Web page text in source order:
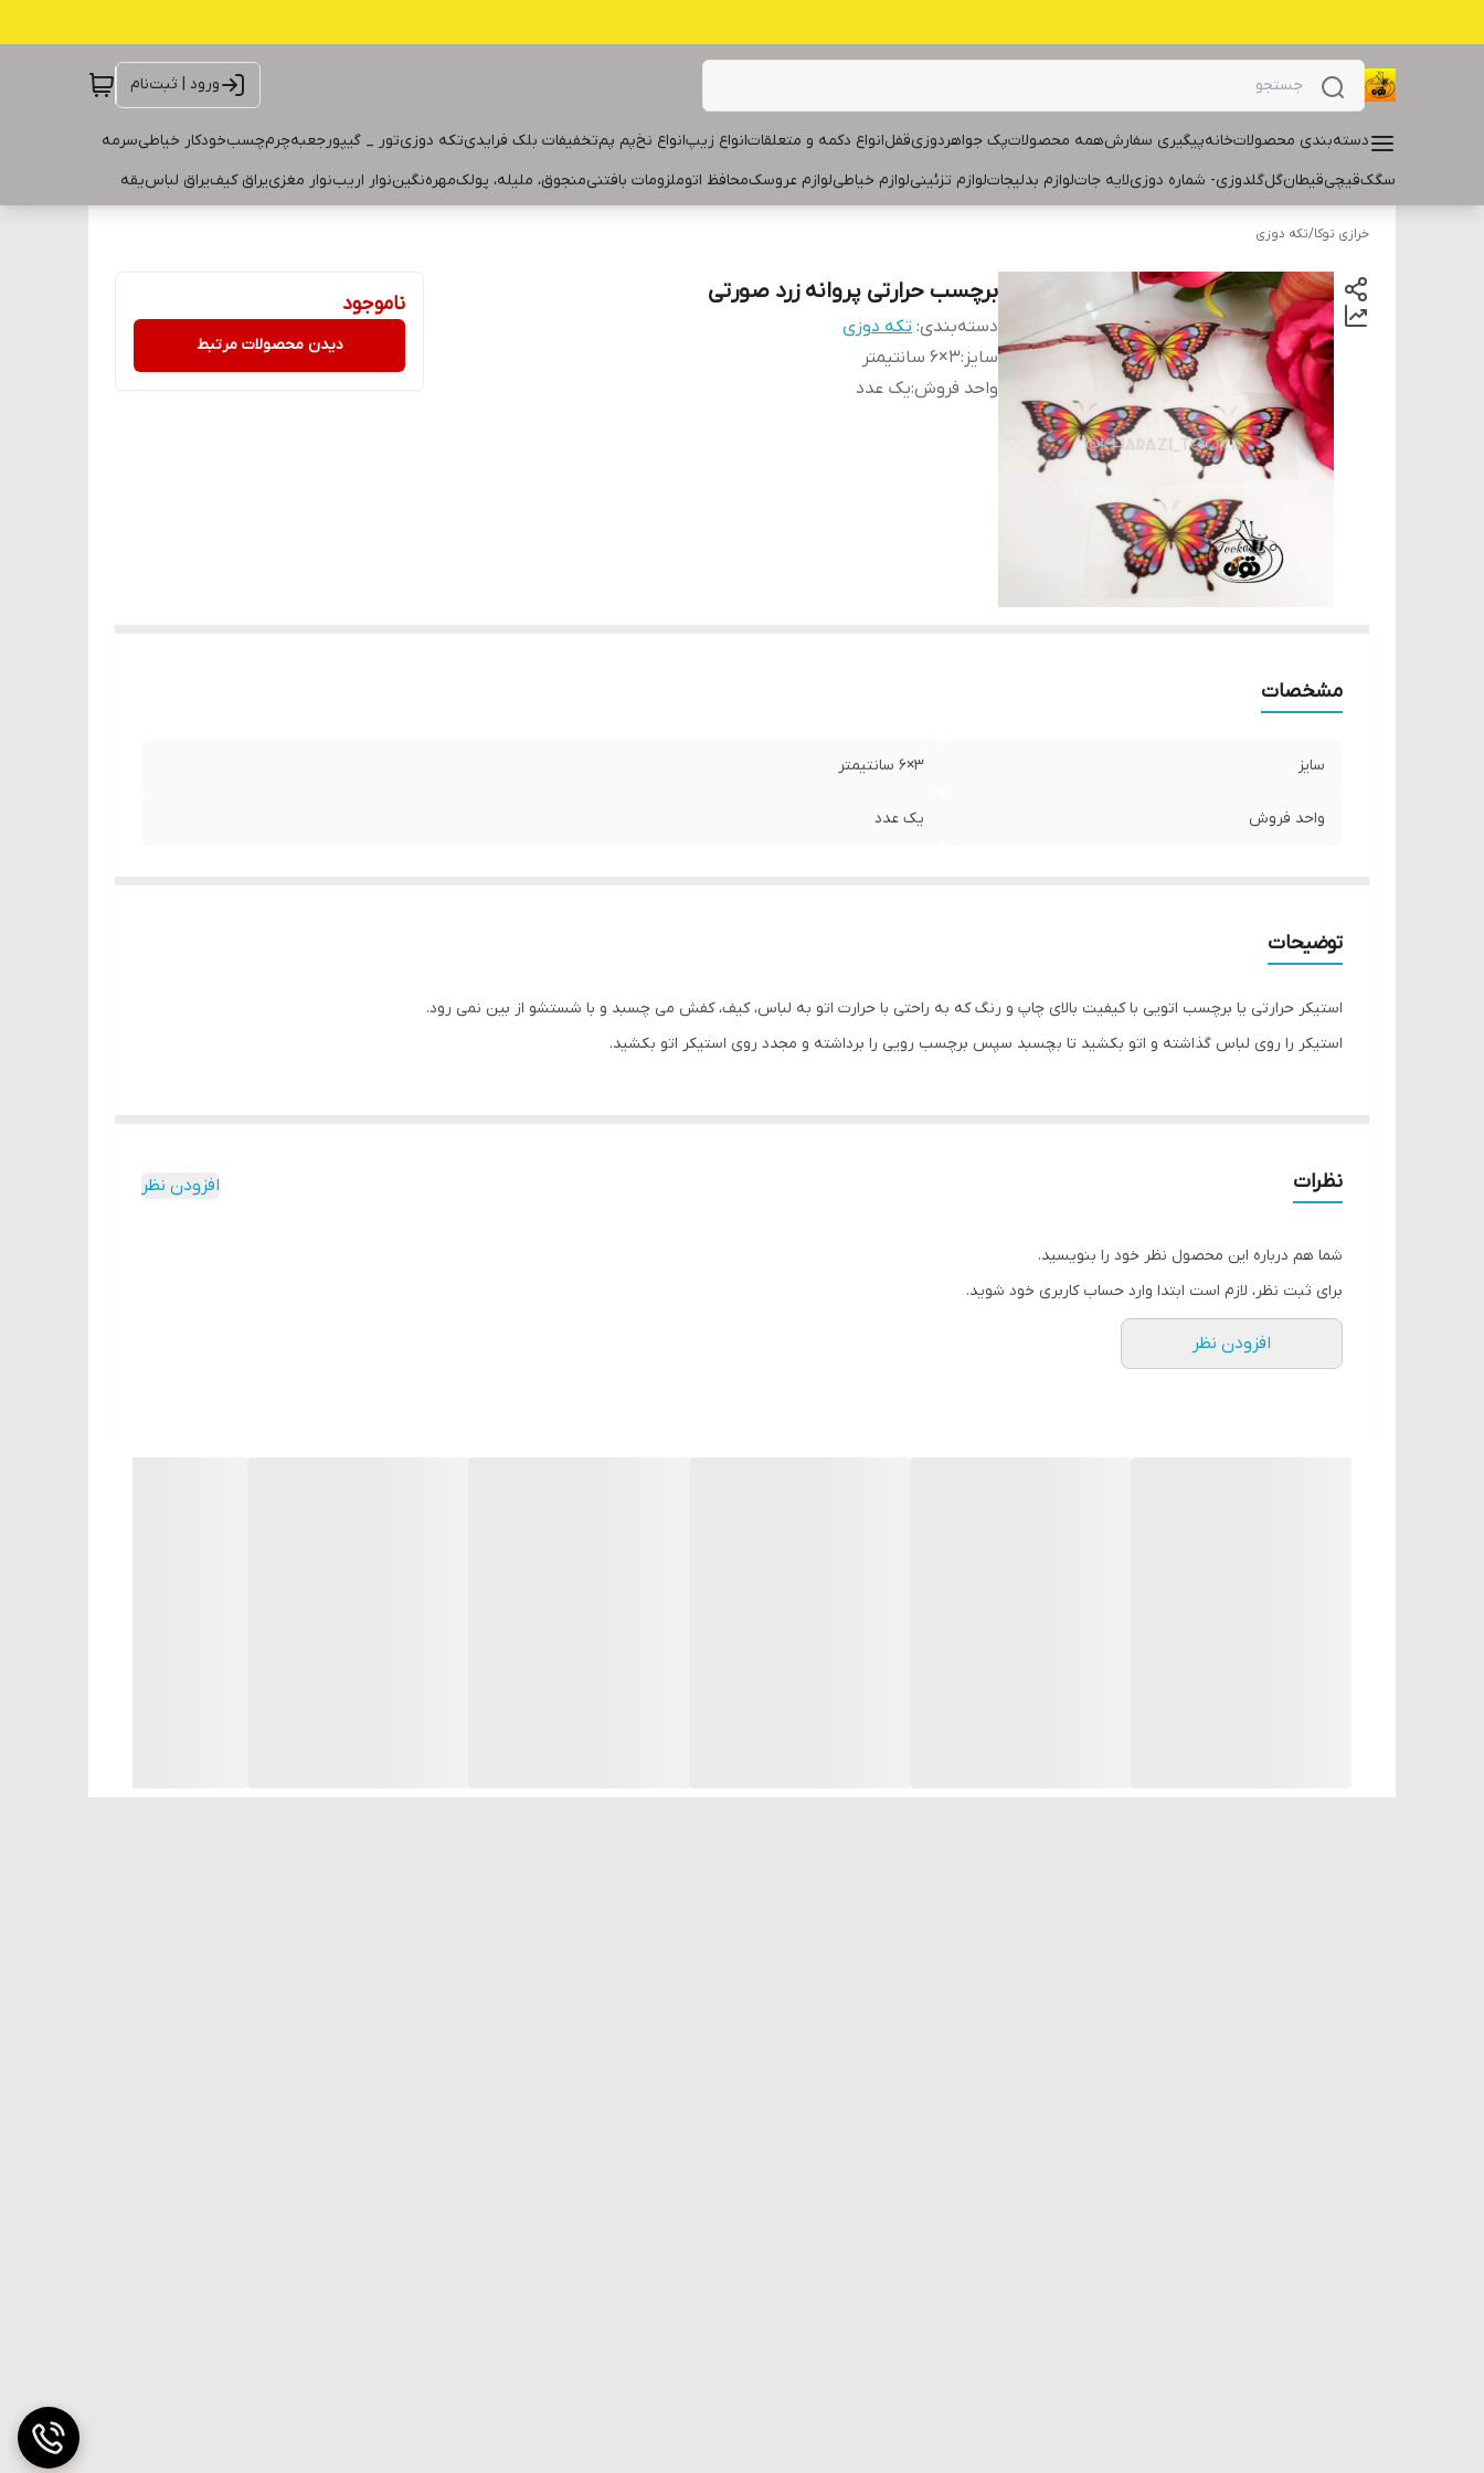
ورود | ثبت‌نام
دسته‌بندی محصولاتخانهپیگیری سفارشهمه محصولاتپک جواهردوزیقفلانواع دکمه و متعلقاتانواع زیپانواع نخپم پمتخفیفات بلک فرایدیتکه دوزیتور _ گیپورجعبهچرمچسبخودکار خیاطیسرمه
سگکقیچیقیطانگلگلدوزی- شماره دوزیلایه جاتلوازم بدلیجاتلوازم تزئینیلوازم خیاطیلوازم عروسکمحافظ اتوملزومات بافتنیمنجوق، ملیله، پولکمهرهنگیننوار اریبنوار مغزییراق کیفیراق لباسیقه
خرازی توکا/تکه دوزی
برچسب حرارتی پروانه زرد صورتی
دسته‌بندی: تکه دوزی
سایز :۳×۶ سانتیمتر
واحد فروش:یک عدد
ناموجود
دیدن محصولات مرتبط
مشخصات
سایز ۳×۶ سانتیمتر
واحد فروش یک عدد
توضیحات
استیکر حرارتی یا برچسب اتویی با کیفیت بالای چاپ و رنگ که به راحتی با حرارت اتو به لباس، کیف، کفش می چسبد و با شستشو از بین نمی رود.
استیکر را روی لباس گذاشته و اتو بکشید تا بچسبد سپس برچسب رویی را برداشته و مجدد روی استیکر اتو بکشید.
نظرات افزودن نظر
شما هم درباره این محصول نظر خود را بنویسید.
برای ثبت نظر، لازم است ابتدا وارد حساب کاربری خود شوید.
افزودن نظر